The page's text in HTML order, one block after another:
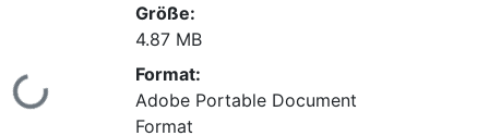
Lade...
Größe:
4.87 MB
Format:
Adobe Portable Document
Format